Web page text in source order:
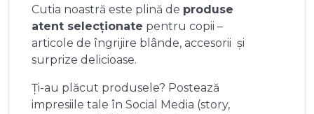
Cutia noastră este plină de produse
atent selecționate pentru copii –
articole de îngrijire blânde, accesorii și
surprize delicioase.
Ți-au plăcut produsele? Postează
impresiile tale în Social Media (story,